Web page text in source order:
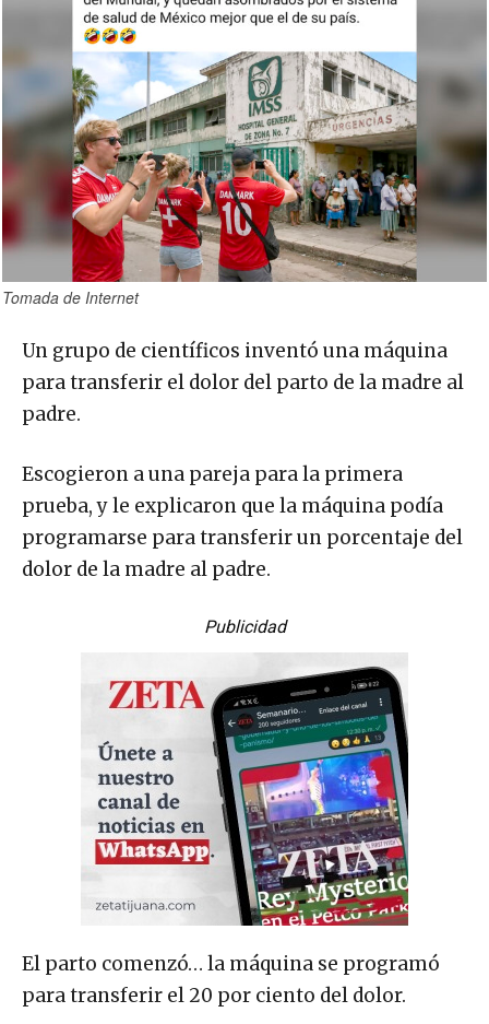
Tomada de Internet
Un grupo de científicos inventó una máquina
para transferir el dolor del parto de la madre al
padre.
Escogieron a una pareja para la primera
prueba, y le explicaron que la máquina podía
programarse para transferir un porcentaje del
dolor de la madre al padre.
Publicidad
El parto comenzó… la máquina se programó
para transferir el 20 por ciento del dolor.